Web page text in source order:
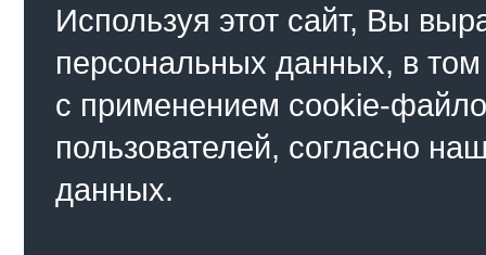
Используя этот сайт, Вы
персональных данных, в
с применением cookie-
пользователей, согласно
данных.